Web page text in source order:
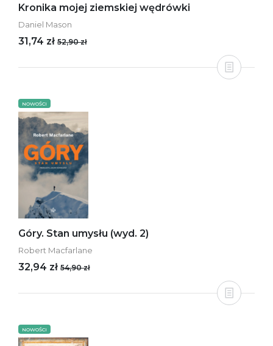
Kronika mojej ziemskiej wędrówki
Daniel Mason
31,74 zł 52,90 zł
NOWOŚCI
Góry. Stan umysłu (wyd. 2)
Robert Macfarlane
32,94 zł 54,90 zł
NOWOŚCI